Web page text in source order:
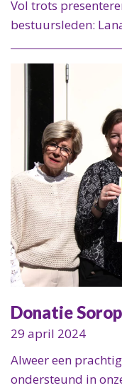
Vol trots
bestuursleden:
Donatie
29 april 2024
Alweer een
ondersteund in